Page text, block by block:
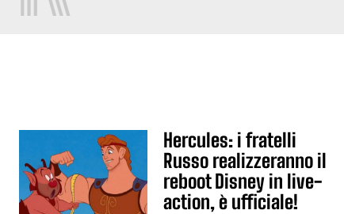
Hercules: i fratelli
Russo realizzeranno il
reboot Disney in live-
action, è ufficiale!